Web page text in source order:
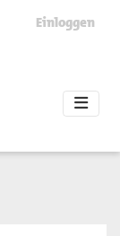
Einloggen